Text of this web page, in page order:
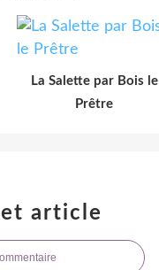
La Salette par Bois le
Prêtre
article